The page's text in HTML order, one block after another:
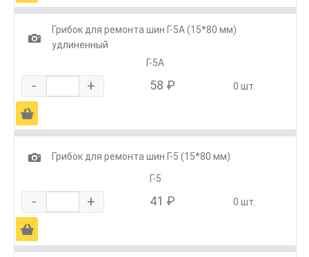
1
Грибок для ремонта шин Г-5А (15*80 мм)
удлиненный
Г-5А
- + 58 ₽ 0 шт.
Ä
1
Грибок для ремонта шин Г-5 (15*80 мм)
Г-5
- + 41 ₽ 0 шт.
Ä